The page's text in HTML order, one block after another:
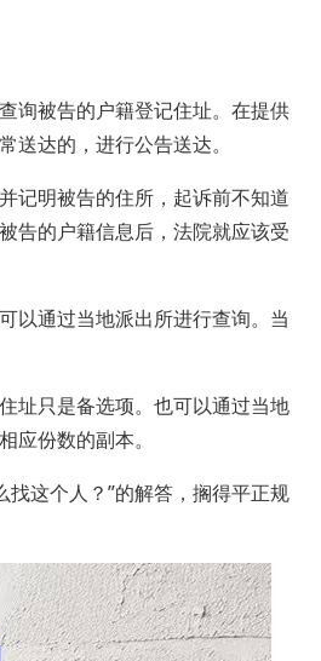
询被告的户籍登记住址。在提供
达的，进行公告送达。
记明被告的住所，起诉前不知道
告的户籍信息后，法院就应该受
以通过当地派出所进行查询。当
址只是备选项。也可以通过当地
份数的副本。
找这个人？”的解答，搁得平正规